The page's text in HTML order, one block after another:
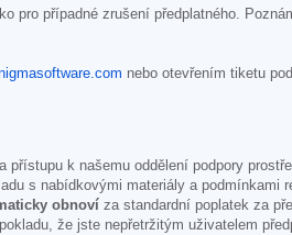
pro případné zrušení předplatného.
nebo otevřením tiketu
k našemu oddělení podpory
s nabídkovými materiály a podmínkami
obnoví za standardní poplatek za
že jste nepřetržitým uživatelem